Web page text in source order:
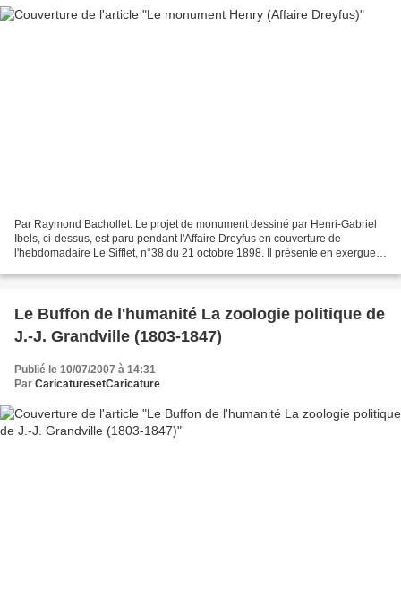
Par Raymond Bachollet. Le projet de monument dessiné par Henri-Gabriel
Ibels, ci-dessus, est paru pendant l'Affaire Dreyfus en couverture de
l'hebdomadaire Le Sifflet, n°38 du 21 octobre 1898. Il présente en exergue
Le Buffon de l'humanité La zoologie politique de
J.-J. Grandville (1803-1847)
Publié le 10/07/2007 à 14:31
Par CaricaturesetCaricature